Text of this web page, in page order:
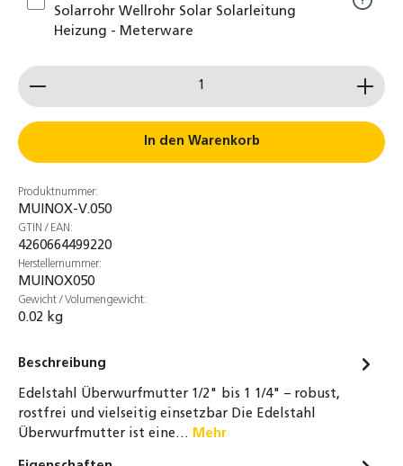
Solarrohr Wellrohr Solar Solarleitung
Heizung - Meterware
Heizung & Sanitär, hochflexibel, bis 600 °C
Edelstahlwellrohr DN25 aus Edelstahl 1.4404
(V4A) – Meterware für Solarthermie,
Heizung & Sanitär, hochflexibel, bis 600 °C
8,20 €
32-tlg. Montage-Set für Wellrohre DN16 &
DN20 – Bördelwerkzeug, Rohrabschneider &
219,00 €
Edelstahl-Wellrohre – DN16 bis DN50 –
korrosionsbeständig für sichere
Produkt Anzahl: Gib den gewünschten Wert ein
In den Warenkorb
Produktnummer:
MUINOX-V.050
GTIN / EAN:
4260664499220
Herstellernummer:
MUINOX050
Gewicht / Volumengewicht:
0.02 kg
Beschreibung
Edelstahl Überwurfmutter 1/2" bis 1 1/4" – robust,
rostfrei und vielseitig einsetzbar Die Edelstahl
Überwurfmutter ist eine… Mehr